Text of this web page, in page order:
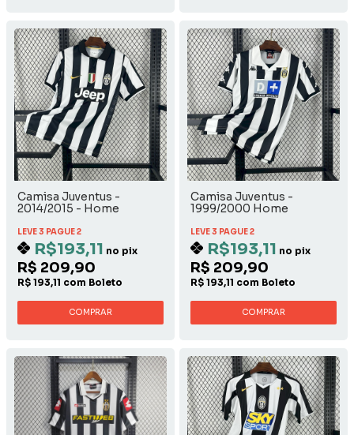
Camisa Juventus -
2014/2015 - Home
LEVE 3 PAGUE 2
R$193,11 no pix
R$ 209,90
R$ 193,11 com Boleto
COMPRAR
Camisa Juventus -
1999/2000 Home
LEVE 3 PAGUE 2
R$193,11 no pix
R$ 209,90
R$ 193,11 com Boleto
COMPRAR